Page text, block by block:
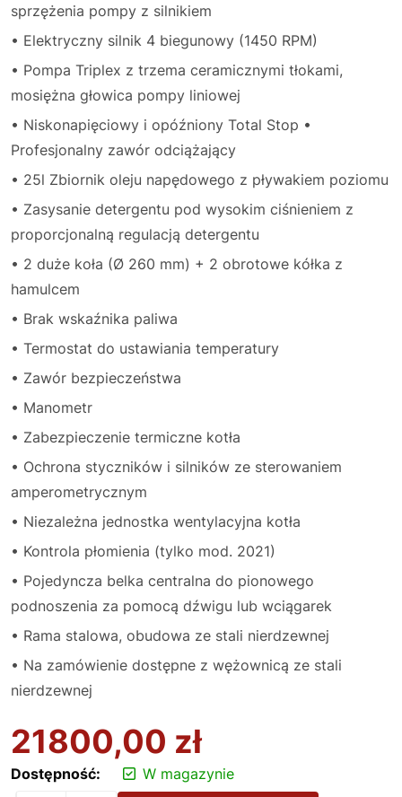
sprzężenia pompy z silnikiem
• Elektryczny silnik 4 biegunowy (1450 RPM)
• Pompa Triplex z trzema ceramicznymi tłokami,
mosiężna głowica pompy liniowej
• Niskonapięciowy i opóźniony Total Stop •
Profesjonalny zawór odciążający
• 25l Zbiornik oleju napędowego z pływakiem poziomu
• Zasysanie detergentu pod wysokim ciśnieniem z
proporcjonalną regulacją detergentu
• 2 duże koła (Ø 260 mm) + 2 obrotowe kółka z
hamulcem
• Brak wskaźnika paliwa
• Termostat do ustawiania temperatury
• Zawór bezpieczeństwa
• Manometr
• Zabezpieczenie termiczne kotła
• Ochrona styczników i silników ze sterowaniem
amperometrycznym
• Niezależna jednostka wentylacyjna kotła
• Kontrola płomienia (tylko mod. 2021)
• Pojedyncza belka centralna do pionowego
podnoszenia za pomocą dźwigu lub wciągarek
• Rama stalowa, obudowa ze stali nierdzewnej
• Na zamówienie dostępne z wężownicą ze stali
nierdzewnej
21800,00 zł
Dostępność: W magazynie